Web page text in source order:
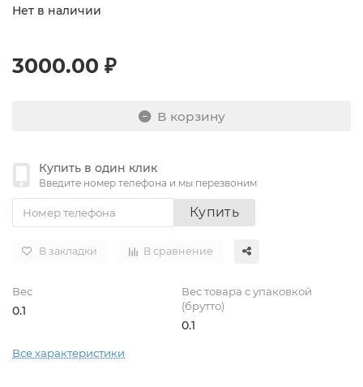
Нет в наличии
3000.00 ₽
В корзину
Купить в один клик
Введите номер телефона и мы перезвоним
Купить
В закладки В сравнение
Вес
0.1
Вес товара с упаковкой
(брутто)
0.1
Все характеристики